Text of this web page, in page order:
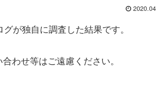
が独自に調査した結果です。
わせ等はご遠慮ください。